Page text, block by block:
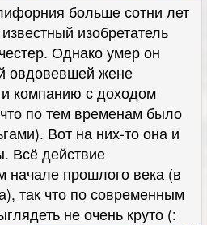
больше сотни лет
изобретатель
Однако умер он
овдовевшей жене
компанию с доходом
по тем временам было
Вот на них-то она и
Всё действие
начале прошлого века (в
так что по современным
не очень круто (: